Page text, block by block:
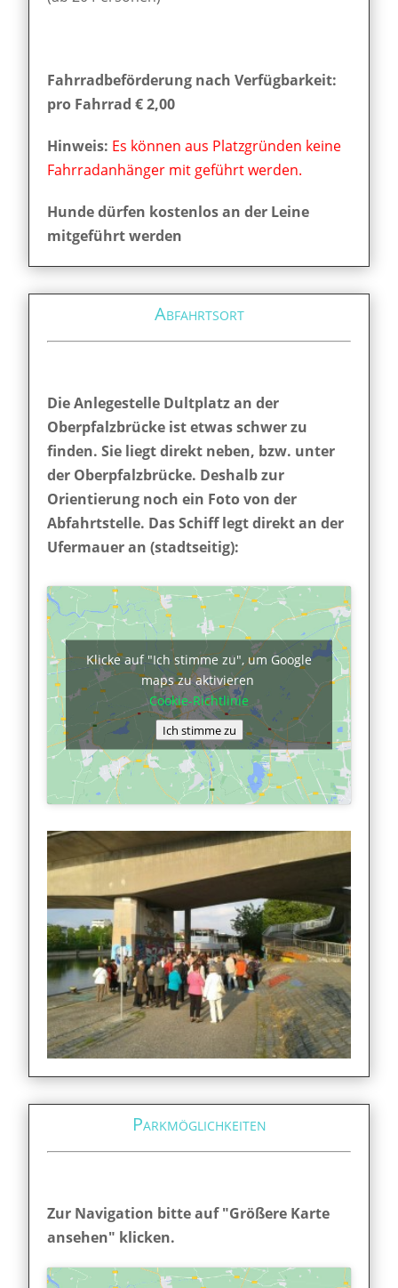
Fahrradbeförderung nach Verfügbarkeit:
pro Fahrrad € 2,00
Hinweis: Es können aus Platzgründen keine
Fahrradanhänger mit geführt werden.
Hunde dürfen kostenlos an der Leine
mitgeführt werden
Abfahrtsort
Die Anlegestelle Dultplatz an der
Oberpfalzbrücke ist etwas schwer zu
finden. Sie liegt direkt neben, bzw. unter
der Oberpfalzbrücke. Deshalb zur
Orientierung noch ein Foto von der
Abfahrtstelle. Das Schiff legt direkt an der
Ufermauer an (stadtseitig):
Klicke auf "Ich stimme zu", um Google
maps zu aktivieren
Cookie-Richtlinie
Ich stimme zu
Parkmöglichkeiten
Zur Navigation bitte auf "Größere Karte
ansehen" klicken.